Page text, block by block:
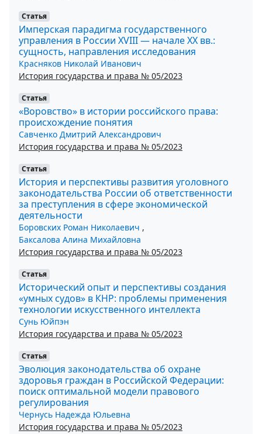
Статья
Имперская парадигма государственного
управления в России XVIII — начале XX вв.:
сущность, направления исследования
Красняков Николай Иванович
История государства и права № 05/2023
Статья
«Воровство» в истории российского права:
происхождение понятия
Савченко Дмитрий Александрович
История государства и права № 05/2023
Статья
История и перспективы развития уголовного
законодательства России об ответственности
за преступления в сфере экономической
деятельности
Боровских Роман Николаевич ,
Баксалова Алина Михайловна
История государства и права № 05/2023
Статья
Исторический опыт и перспективы создания
«умных судов» в КНР: проблемы применения
технологии искусственного интеллекта
Сунь Юйпэн
История государства и права № 05/2023
Статья
Эволюция законодательства об охране
здоровья граждан в Российской Федерации:
поиск оптимальной модели правового
регулирования
Чернусь Надежда Юльевна
История государства и права № 05/2023